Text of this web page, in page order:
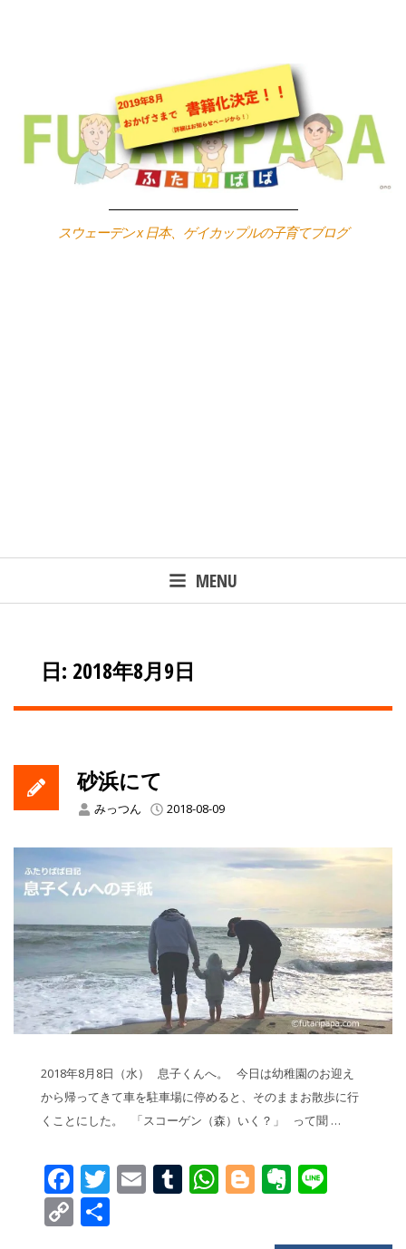
スウェーデン x 日本、ゲイカップルの子育てブログ
MENU
日: 2018年8月9日
砂浜にて
みっつん 2018-08-09
2018年8月8日（水） 息子くんへ。 今日は幼稚園のお迎え
から帰ってきて車を駐車場に停めると、そのままお散歩に行
くことにした。 「スコーゲン（森）いく？」 って聞 …
Facebook
Twitter
EmailTumblr
WhatsApp
Blogger
Copy